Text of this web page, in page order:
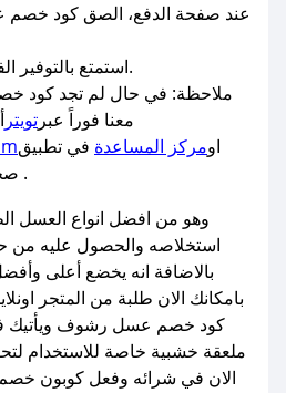
استمتع بالتوفير الفوري مع كل عملية شراء.
ملاحظة: في حال لم تجد كود
معنا فوراً عبر تويتر
اومركز المساعدة في تطبيق
صحصح لنضيفه خلال دقائق .
استخلاصه والحصول عليه من
بالاضافة انه يخضع أعلى
بامكانك الان طلبة من المتجر
ملعقة خشبية خاصة للاستخدام
الان في شرائه وفعل كوبون